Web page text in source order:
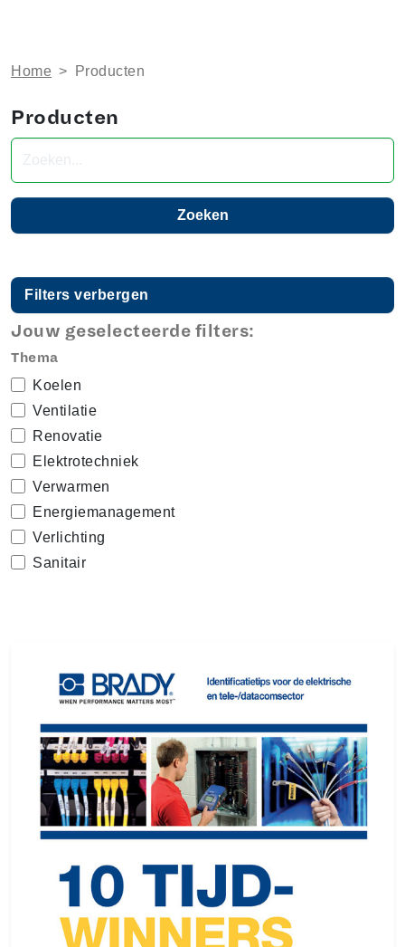
Home > Producten
Producten
Zoeken naar producten
Filters verbergen
Jouw geselecteerde filters:
Thema
Koelen
Ventilatie
Renovatie
Elektrotechniek
Verwarmen
Energiemanagement
Verlichting
Sanitair